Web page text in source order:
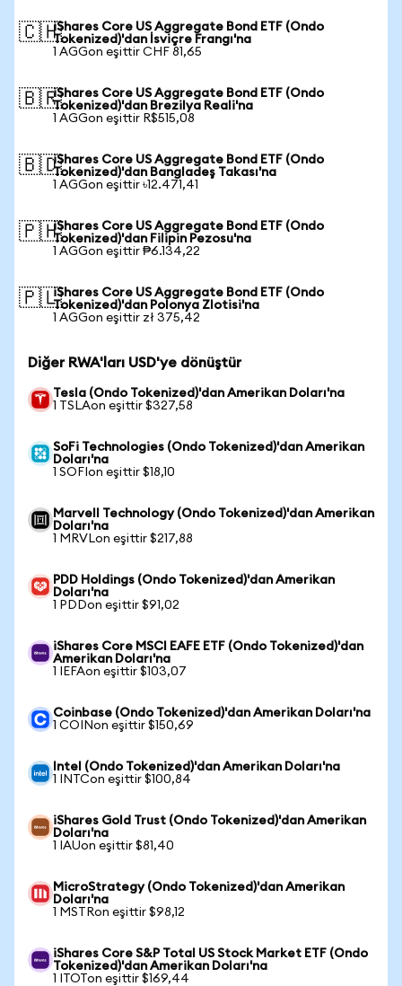
🇨🇭iShares Core US Aggregate Bond ETF (Ondo
Tokenized)'dan İsviçre Frangı'na
1 AGGon eşittir CHF 81,65
🇧🇷iShares Core US Aggregate Bond ETF (Ondo
Tokenized)'dan Brezilya Reali'na
1 AGGon eşittir R$515,08
🇧🇩iShares Core US Aggregate Bond ETF (Ondo
Tokenized)'dan Bangladeş Takası'na
1 AGGon eşittir ৳12.471,41
🇵🇭iShares Core US Aggregate Bond ETF (Ondo
Tokenized)'dan Filipin Pezosu'na
1 AGGon eşittir ₱6.134,22
🇵🇱iShares Core US Aggregate Bond ETF (Ondo
Tokenized)'dan Polonya Zlotisi'na
1 AGGon eşittir zł 375,42
Diğer RWA'ları USD'ye dönüştür
Tesla (Ondo Tokenized)'dan Amerikan Doları'na
1 TSLAon eşittir $327,58
SoFi Technologies (Ondo Tokenized)'dan Amerikan
Doları'na
1 SOFIon eşittir $18,10
Marvell Technology (Ondo Tokenized)'dan Amerikan
Doları'na
1 MRVLon eşittir $217,88
PDD Holdings (Ondo Tokenized)'dan Amerikan
Doları'na
1 PDDon eşittir $91,02
iShares Core MSCI EAFE ETF (Ondo Tokenized)'dan
Amerikan Doları'na
1 IEFAon eşittir $103,07
Coinbase (Ondo Tokenized)'dan Amerikan Doları'na
1 COINon eşittir $150,69
Intel (Ondo Tokenized)'dan Amerikan Doları'na
1 INTCon eşittir $100,84
iShares Gold Trust (Ondo Tokenized)'dan Amerikan
Doları'na
1 IAUon eşittir $81,40
MicroStrategy (Ondo Tokenized)'dan Amerikan
Doları'na
1 MSTRon eşittir $98,12
iShares Core S&P Total US Stock Market ETF (Ondo
Tokenized)'dan Amerikan Doları'na
1 ITOTon eşittir $169,44